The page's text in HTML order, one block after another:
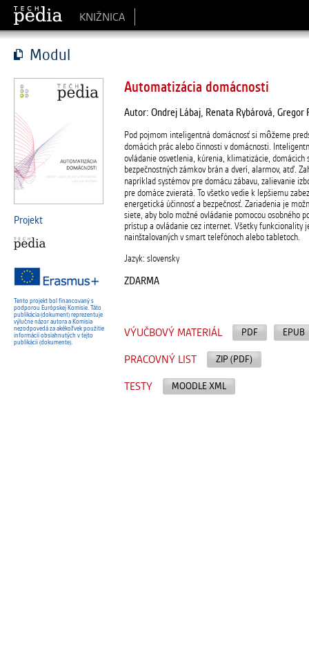
KNIŽNICA
Modul
Projekt
Tento projekt bol financovaný s
podporou Európskej Komisie. Táto
publikácia (dokument) reprezentuje
výlučne názor autora a Komisia
nezodpovedá za akékoľvek použitie
informácií obsiahnutých v tejto
publikácii (dokumente).
Automatizácia domácnosti
Autor: Ondrej Lábaj, Renata Rybárová, Gregor
Pod pojmom inteligentná domácnosť si môžeme
domácich prác alebo činnosti v domácnosti.
ovládanie osvetlenia, kúrenia, klimatizácie, domácich
bezpečnostných zámkov brán a dverí, alarmov, atď.
napríklad systémov pre domácu zábavu, zalievanie
pre domáce zvieratá. To všetko vedie k lepšiemu
energetická účinnosť a bezpečnosť. Zariadenia je
siete, aby bolo možné ovládanie pomocou osobného
prístup a ovládanie cez internet. Všetky funkcionality
nainštalovaných v smart telefónoch alebo tabletoch.
Jazyk: slovensky
ZDARMA
VÝUČBOVÝ MATERIÁL PDF EPUB
PRACOVNÝ LIST ZIP (PDF)
TESTY MOODLE XML